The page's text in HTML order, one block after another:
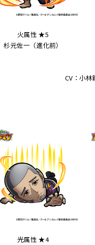
火属性 ★5
杉元佐一（進化前）
CV：小林
光属性 ★4